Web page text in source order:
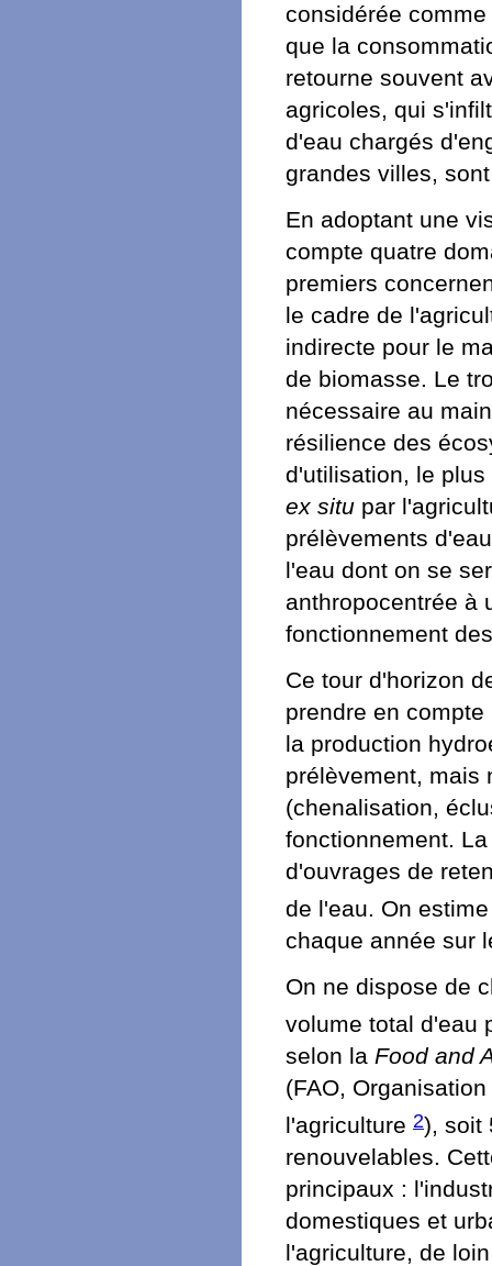
considérée
que la
retourne souvent
agricoles, qui
d'eau chargés
grandes villes,
En adoptant une
compte quatre
premiers
le cadre de
indirecte pour le
de biomasse. Le
nécessaire au
résilience des
d'utilisation, le
ex situ par
prélèvements
l'eau dont on se
anthropocentrée à
fonctionnement
Ce tour d'horizon
prendre en
la production
prélèvement, mais
(chenalisation,
fonctionnement.
d'ouvrages de
de l'eau. On
chaque année sur
On ne dispose de
volume total d'eau
selon la Food and
(FAO,
l'agriculture 2), soit
renouvelables.
principaux :
domestiques et
l'agriculture, de